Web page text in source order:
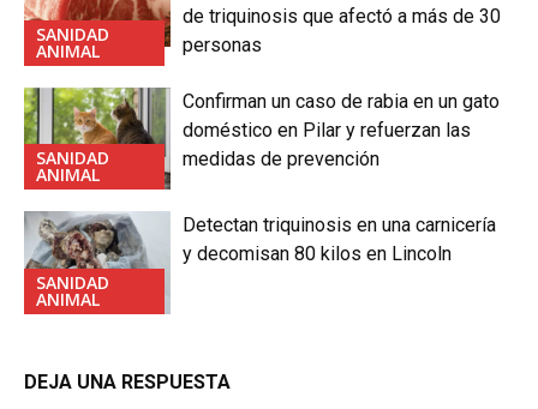
SANIDAD
ANIMAL
de triquinosis que afectó a más de 30
personas
SANIDAD
ANIMAL
Confirman un caso de rabia en un gato
doméstico en Pilar y refuerzan las
medidas de prevención
SANIDAD
ANIMAL
Detectan triquinosis en una carnicería
y decomisan 80 kilos en Lincoln
DEJA UNA RESPUESTA